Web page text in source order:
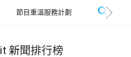
節目重溫服務計劃
新聞排行榜